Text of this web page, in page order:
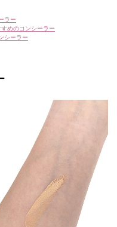
ラー
めのコンシーラー
シーラー